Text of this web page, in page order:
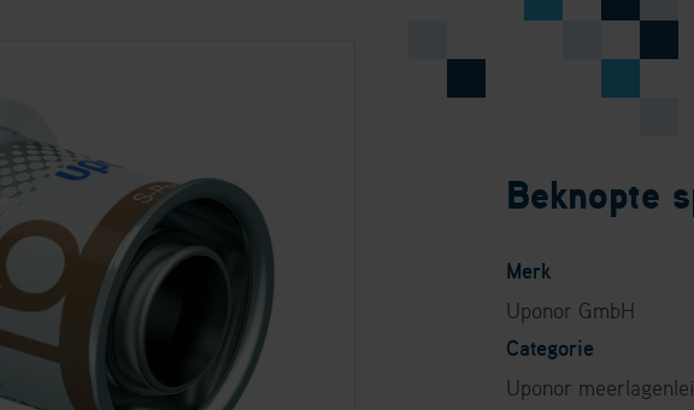
PLUS eindkap 16Beknopte
Merk
Uponor GmbH
Categorie
Uponor